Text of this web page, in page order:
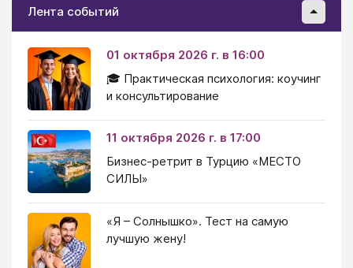
Лента событий
01 октября 2026 г. в 16:00
🎓 Практическая психология: коучинг
и консультирование
11 октября 2026 г. в 17:00
Бизнес-ретрит в Турцию «МЕСТО
СИЛЫ»
«Я – Солнышко». Тест на самую
лучшую жену!